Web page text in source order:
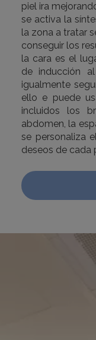
piel ira
se activa la
la zona a tratar
conseguir los
la cara es el
de inducción
igualmente
ello e puede
incluidos los
abdomen, la
se personaliza
deseos de cada